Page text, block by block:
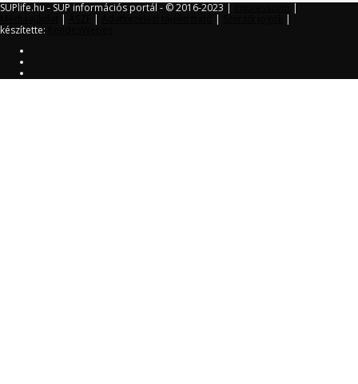
SUPlife.hu - SUP információs portál - © 2016-2023 |
|
| | |
|
készítette: